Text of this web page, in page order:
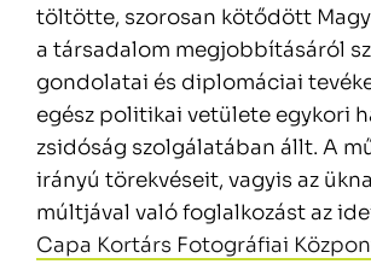
töltötte, szorosan kötődött
a társadalom megjobbításáról
gondolatai és diplomáciai
egész politikai vetülete egykori
zsidóság szolgálatában állt. A
irányú törekvéseit, vagyis az
múltjával való foglalkozást az
Capa Kortárs Fotográfiai